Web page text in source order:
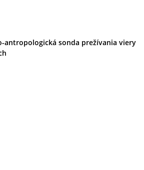
antropologická sonda prežívania viery